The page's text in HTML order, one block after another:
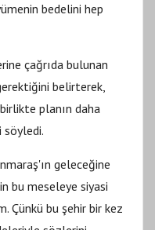
bedelini hep
çağrıda bulunan
belirterek,
planın daha
geleceğine
bu meseleye siyasi
Çünkü bu şehir bir kez